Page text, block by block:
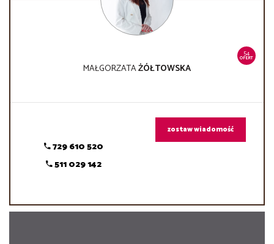
54
OFERT
MAŁGORZATAŻÓŁTOWSKA
729 610 520
511 029 142
zostaw wiadomość